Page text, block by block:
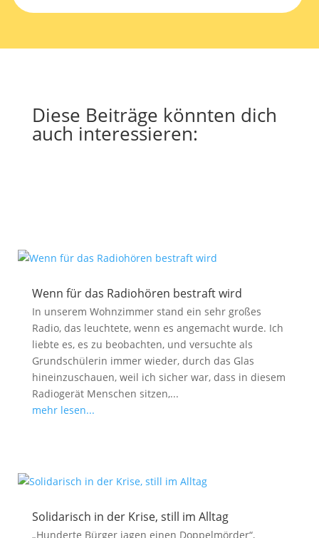
Diese Beiträge könnten dich
auch interessieren:
Wenn für das Radiohören bestraft wird
In unserem Wohnzimmer stand ein sehr großes
Radio, das leuchtete, wenn es angemacht wurde. Ich
liebte es, es zu beobachten, und versuchte als
Grundschülerin immer wieder, durch das Glas
hineinzuschauen, weil ich sicher war, dass in diesem
Radiogerät Menschen sitzen,...
mehr lesen...
Solidarisch in der Krise, still im Alltag
„Hunderte Bürger jagen einen Doppelmörder“,